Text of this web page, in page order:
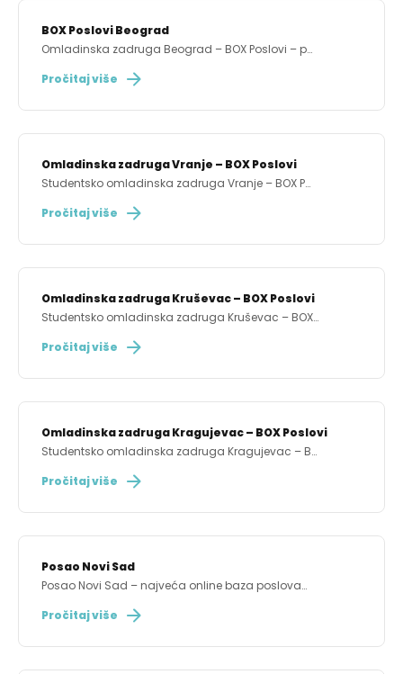
BOX Poslovi Beograd
Omladinska zadruga Beograd – BOX Poslovi – p…
Pročitaj više
Omladinska zadruga Vranje – BOX Poslovi
Studentsko omladinska zadruga Vranje – BOX P…
Pročitaj više
Omladinska zadruga Kruševac – BOX Poslovi
Studentsko omladinska zadruga Kruševac – BOX…
Pročitaj više
Omladinska zadruga Kragujevac – BOX Poslovi
Studentsko omladinska zadruga Kragujevac – B…
Pročitaj više
Posao Novi Sad
Posao Novi Sad – najveća online baza poslova…
Pročitaj više